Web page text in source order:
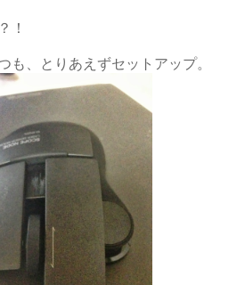
！
も、とりあえずセットアップ。